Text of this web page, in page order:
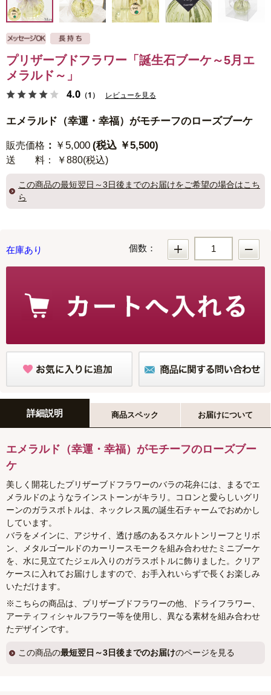
プリザーブドフラワー「誕生石ブーケ～5月エ
メラルド～」
4.0 （1） レビューを見る
エメラルド（幸運・幸福）がモチーフのローズブーケ
販売価格 ： ￥5,000 (税込 ￥5,500)
送 料 ： ￥880(税込)
この商品の最短翌日～3日後までのお届けをご希望の場合はこち
ら
在庫あり 個数：
詳細説明 商品スペック お届けについて
エメラルド（幸運・幸福）がモチーフのローズブー
ケ
美しく開花したプリザーブドフラワーのバラの花弁には、まるでエ
メラルドのようなラインストーンがキラリ。コロンと愛らしいグリ
ーンのガラスボトルは、ネックレス風の誕生石チャームでおめかし
しています。
バラをメインに、アジサイ、透け感のあるスケルトンリーフとリボ
ン、メタルゴールドのカーリースモークを組み合わせたミニブーケ
を、水に見立てたジェル入りのガラスボトルに飾りました。クリア
ケースに入れてお届けしますので、お手入れいらずで長くお楽しみ
いただけます。
※こちらの商品は、プリザーブドフラワーの他、ドライフラワー、
アーティフィシャルフラワー等を使用し、異なる素材を組み合わせ
たデザインです。
この商品の最短翌日～3日後までのお届けのページを見る